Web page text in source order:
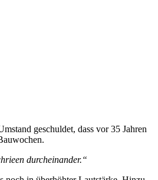
geschuldet, dass vor 35 Jahren
durcheinander.“